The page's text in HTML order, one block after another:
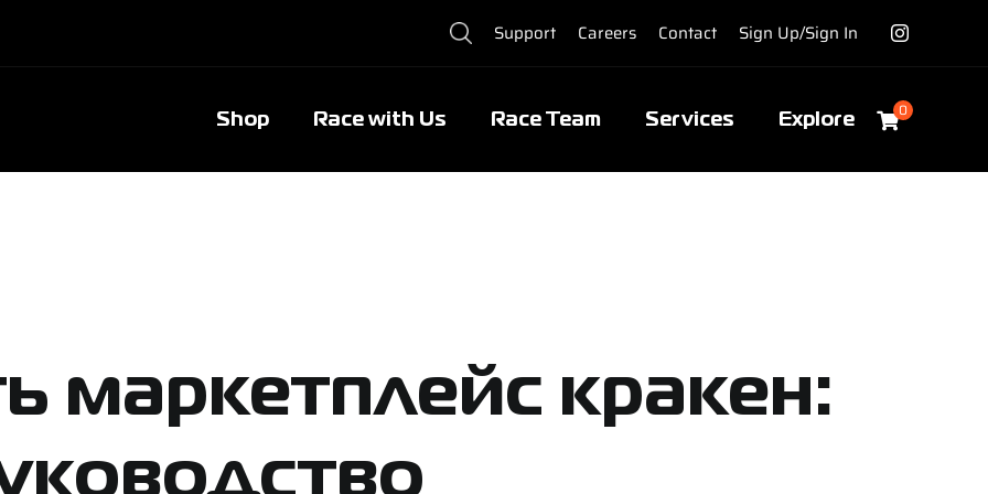
Support Careers Contact Sign Up/Sign In
Shop Race with Us Race Team Services Explore 0
маркетплейс кракен: